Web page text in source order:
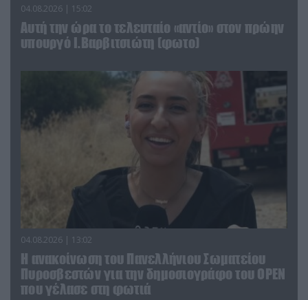
04.08.2026 | 15:02
Αυτή την ώρα το τελευταίο «αντίο» στον πρώην
υπουργό Ι.Βαρβιτσιώτη (φωτο)
04.08.2026 | 13:02
Η ανακοίνωση του Πανελλήνιου Σωματείου
Πυροσβεστών για την δημοσιογράφο του OPEN
που γέλασε στη φωτιά